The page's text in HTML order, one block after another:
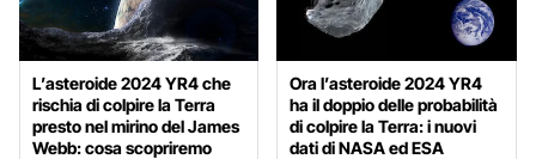
L’asteroide 2024 YR4 che
rischia di colpire la Terra
presto nel mirino del James
Webb: cosa scopriremo
Ora l’asteroide 2024 YR4
ha il doppio delle probabilità
di colpire la Terra: i nuovi
dati di NASA ed ESA